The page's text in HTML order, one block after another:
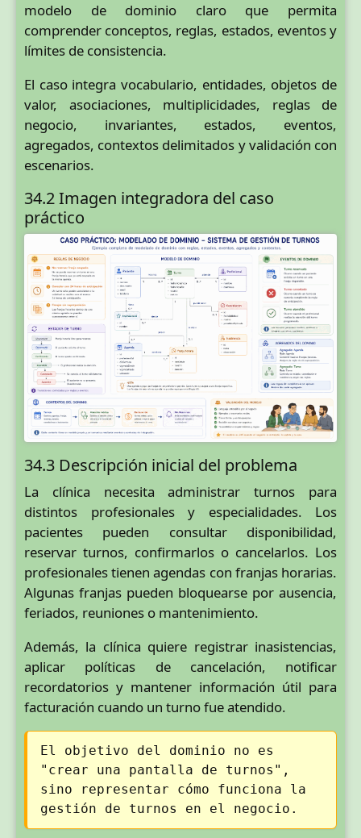
modelo de dominio claro que permita
comprender conceptos, reglas, estados, eventos y
límites de consistencia.
El caso integra vocabulario, entidades, objetos de
valor, asociaciones, multiplicidades, reglas de
negocio, invariantes, estados, eventos,
agregados, contextos delimitados y validación con
escenarios.
34.2 Imagen integradora del caso
práctico
34.3 Descripción inicial del problema
La clínica necesita administrar turnos para
distintos profesionales y especialidades. Los
pacientes pueden consultar disponibilidad,
reservar turnos, confirmarlos o cancelarlos. Los
profesionales tienen agendas con franjas horarias.
Algunas franjas pueden bloquearse por ausencia,
feriados, reuniones o mantenimiento.
Además, la clínica quiere registrar inasistencias,
aplicar políticas de cancelación, notificar
recordatorios y mantener información útil para
facturación cuando un turno fue atendido.
El objetivo del dominio no es
"crear una pantalla de turnos",
sino representar cómo funciona la
gestión de turnos en el negocio.